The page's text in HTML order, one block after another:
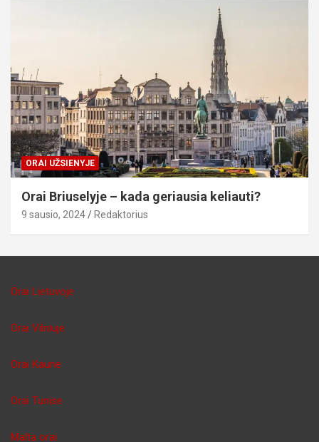
ORAI UŽSIENYJE
Orai Briuselyje – kada geriausia keliauti?
9 sausio, 2024 Redaktorius
Orai Lietuvoje
Orai Vilniuje
Orai Kaune
Orai Tunise
Malta orai